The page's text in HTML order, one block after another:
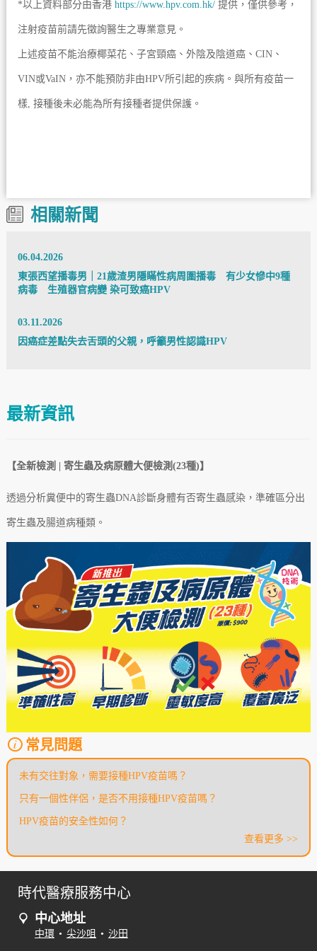
*以上資料部分由香港 https://www.hpv.com.hk/提供，僅供參考，
注射疫苗前請先徵詢醫生之專業意見。
上述疫苗不能治療椰菜花、子宮頸癌、外陰及陰道癌、CIN、
VIN或VaIN，亦不能預防非由HPV所引起的疾病。與所有疫苗一
樣, 接種後未必能為所有接種者提供保護。
相關新聞
06.04.2026
東張西望播毒男｜21歲渣男隱瞞性病周圍播毒 有少女慘中9種
病毒 生殖器官病變 染可致癌HPV
03.11.2026
因癌症差點失去舌頭的父親，呼籲男性認識HPV
最新資訊
【全新檢測 | 寄生蟲及病原體大便檢測(23種)】
透過分析糞便中的寄生蟲DNA診斷身體有否寄生蟲感染，準確區分出
寄生蟲及腸道病種類 。
常見問題
未有交往對象，需要接種HPV疫苗嗎？
只有一個性伴侶，是否不用接種HPV疫苗嗎？
HPV疫苗的安全性如何？
查看更多 >>
時代醫療服務中心
中心地址
中環 • 尖沙咀 • 沙田